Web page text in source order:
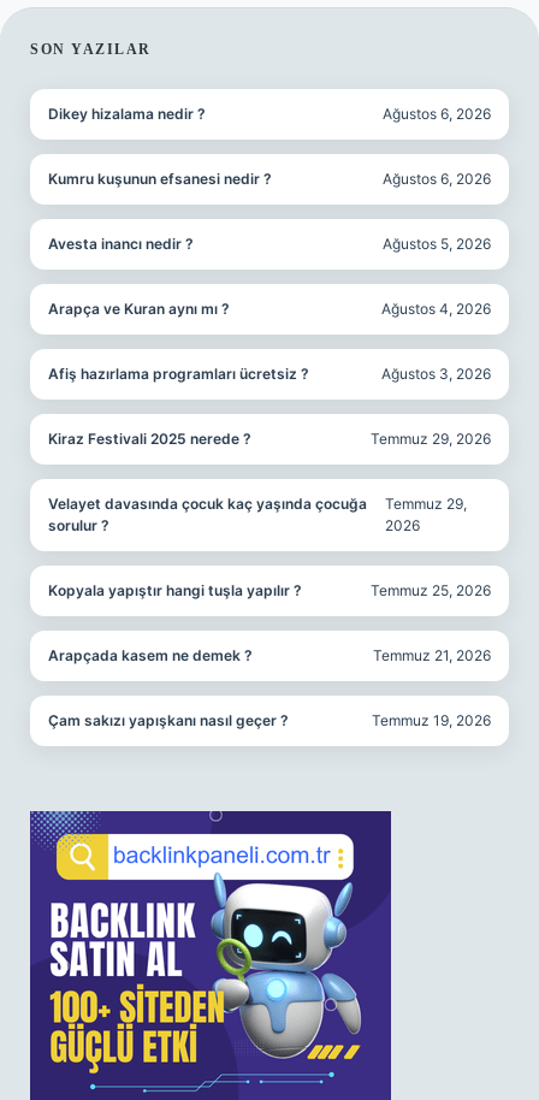
SIDEBAR
SON YAZILAR
Dikey hizalama nedir ? Ağustos 6, 2026
Kumru kuşunun efsanesi nedir ? Ağustos 6, 2026
Avesta inancı nedir ? Ağustos 5, 2026
Arapça ve Kuran aynı mı ? Ağustos 4, 2026
Afiş hazırlama programları ücretsiz ? Ağustos 3, 2026
Kiraz Festivali 2025 nerede ? Temmuz 29, 2026
Velayet davasında çocuk kaç yaşında çocuğa
sorulur ?
Temmuz 29,
2026
Kopyala yapıştır hangi tuşla yapılır ? Temmuz 25, 2026
Arapçada kasem ne demek ? Temmuz 21, 2026
Çam sakızı yapışkanı nasıl geçer ? Temmuz 19, 2026